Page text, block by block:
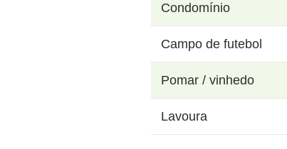
Condomínio
Campo de futebol
Pomar / vinhedo
Lavoura